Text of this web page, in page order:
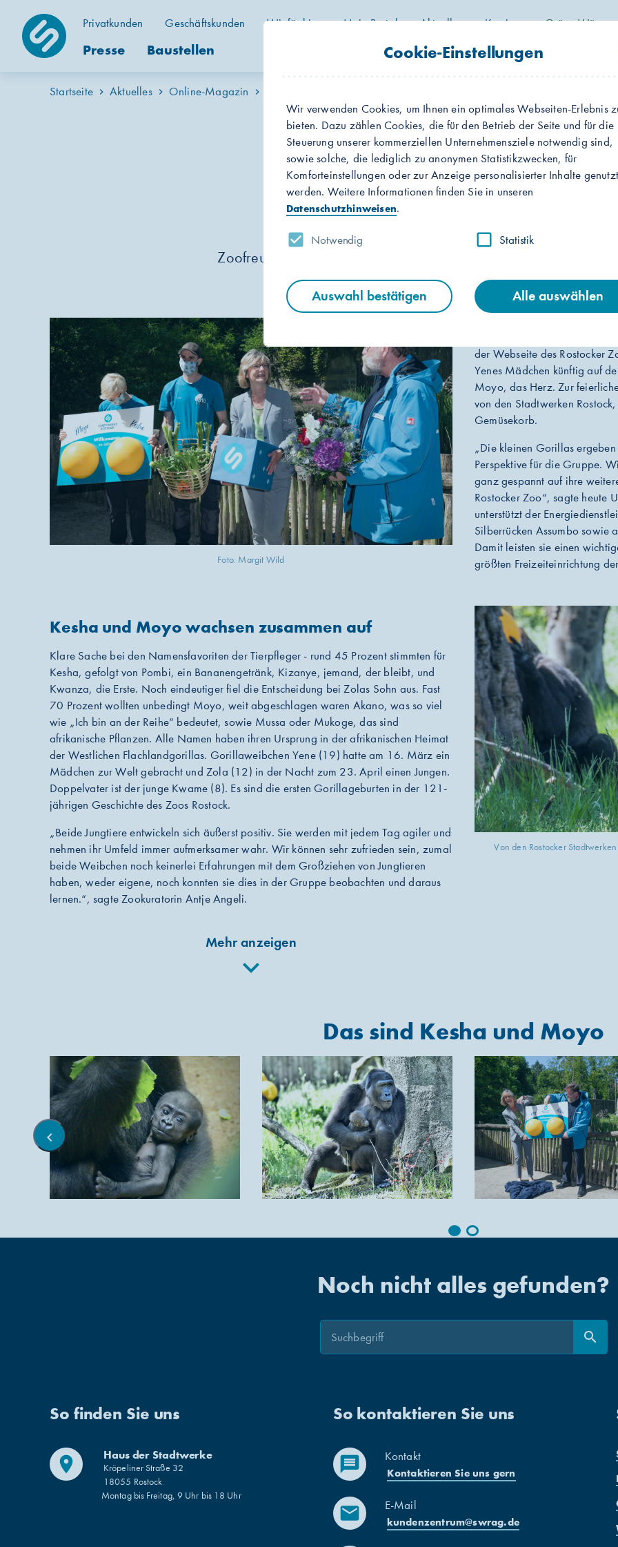
Cookie-Einstellungen
Wir verwenden Cookies, um Ihnen ein optimales Webseiten-Erlebnis
bieten. Dazu zählen Cookies, die für den Betrieb der Seite und für die
Steuerung unserer kommerziellen Unternehmensziele notwendig sind,
sowie solche, die lediglich zu anonymen Statistikzwecken, für
Komforteinstellungen oder zur Anzeige personalisierter Inhalte genutzt
werden. Weitere Informationen finden Sie in unseren
Datenschutzhinweisen.
Notwendig Statistik
Auswahl bestätigen Alle auswählen
Privatkunden Geschäftskunden Wir für hier Mein Portal Aktuelles
Presse Baustellen
Karriere Grüne Wärme
Startseite Aktuelles Online-Magazin
Willkommen im
Kesha & Moyo!
Zoofreunde stimmten online für die Namen der neugeborenen
Stadtwerke überbrachten Patengeschenke.
Foto: Margit Wild
Die Zoofreunde haben
der Webseite des Rostocker
Yenes Mädchen künftig auf
Moyo, das Herz. Zur
von den Stadtwerken
Gemüsekorb.
„Die kleinen Gorillas
Perspektive für die Gruppe.
ganz gespannt auf ihre
Rostocker Zoo“, sagte heute
unterstützt der
Silberrücken Assumbo sowie
Damit leisten sie einen
größten Freizeiteinrichtung
Von den Rostocker
Kesha und Moyo wachsen zusammen auf
Klare Sache bei den Namensfavoriten der Tierpfleger - rund 45 Prozent stimmten für
Kesha, gefolgt von Pombi, ein Bananengetränk, Kizanye, jemand, der bleibt, und
Kwanza, die Erste. Noch eindeutiger fiel die Entscheidung bei Zolas Sohn aus. Fast
70 Prozent wollten unbedingt Moyo, weit abgeschlagen waren Akano, was so viel
wie „Ich bin an der Reihe“ bedeutet, sowie Mussa oder Mukoge, das sind
afrikanische Pflanzen. Alle Namen haben ihren Ursprung in der afrikanischen Heimat
der Westlichen Flachlandgorillas. Gorillaweibchen Yene (19) hatte am 16. März ein
Mädchen zur Welt gebracht und Zola (12) in der Nacht zum 23. April einen Jungen.
Doppelvater ist der junge Kwame (8). Es sind die ersten Gorillageburten in der 121-
jährigen Geschichte des Zoos Rostock.
„Beide Jungtiere entwickeln sich äußerst positiv. Sie werden mit jedem Tag agiler und
nehmen ihr Umfeld immer aufmerksamer wahr. Wir können sehr zufrieden sein, zumal
beide Weibchen noch keinerlei Erfahrungen mit dem Großziehen von Jungtieren
haben, weder eigene, noch konnten sie dies in der Gruppe beobachten und daraus
lernen.“, sagte Zookuratorin Antje Angeli.
Mehr anzeigen
Das sind Kesha und Moyo
Joachim Kloock
Ute Römer, SWRAG, und
Nagel, Zoo Rostock. Foto:
Wild
chevron_left
Noch nicht alles gefunden?
Suche
search
Suchen
So finden Sie uns
place Haus der Stadtwerke
Kröpeliner Straße 32
18055 Rostock
Montag bis Freitag, 9 Uhr bis 18 Uhr
So kontaktieren Sie uns
message Kontakt
Kontaktieren Sie uns gern
mail E-Mail
kundenzentrum@swrag.de